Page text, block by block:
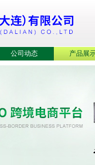
公司动态 产品展